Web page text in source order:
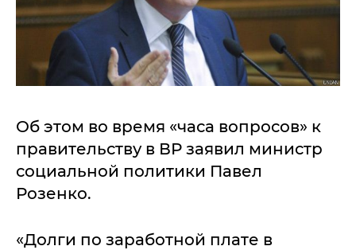
Об этом во время «часа вопросов» к
правительству в ВР заявил министр
социальной политики Павел
Розенко.
«Долги по заработной плате в